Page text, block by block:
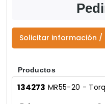
Solicitar información /
Productos
134273 MR55-20 -